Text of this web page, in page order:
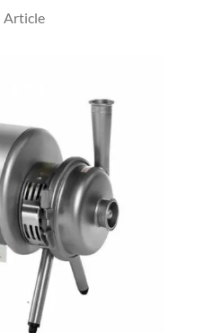
Article